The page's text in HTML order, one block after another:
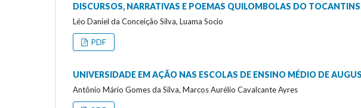
DISCURSOS, NARRATIVAS E POEMAS QUILOMBOLAS DO TOCANTINS
Léo Daniel da Conceição Silva, Luama Socio
PDF
UNIVERSIDADE EM AÇÃO NAS ESCOLAS DE ENSINO MÉDIO DE
Antônio Mário Gomes da Silva, Marcos Aurélio Cavalcante Ayres